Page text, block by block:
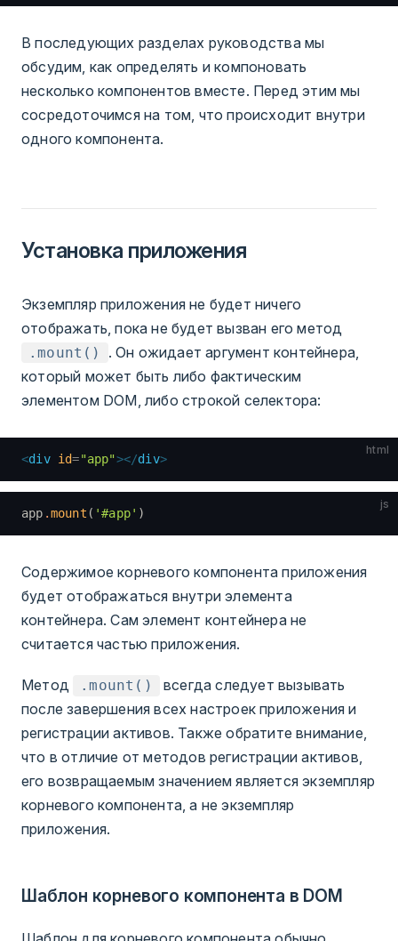
В последующих разделах руководства мы
обсудим, как определять и компоновать
несколько компонентов вместе. Перед этим мы
сосредоточимся на том, что происходит внутри
одного компонента.
Установка приложения
Экземпляр приложения не будет ничего
отображать, пока не будет вызван его метод
.mount()
. Он ожидает аргумент контейнера,
который может быть либо фактическим
элементом DOM, либо строкой селектора:
html
<div id="app"></div>
js
app .mount ( '#app' )
Содержимое корневого компонента приложения
будет отображаться внутри элемента
контейнера. Сам элемент контейнера не
считается частью приложения.
Метод .mount()
всегда следует вызывать
после завершения всех настроек приложения и
регистрации активов. Также обратите внимание,
что в отличие от методов регистрации активов,
его возвращаемым значением является экземпляр
корневого компонента, а не экземпляр
приложения.
Шаблон корневого компонента в DOM